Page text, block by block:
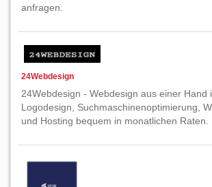
anfragen.
24Webdesign
24Webdesign - Webdesign aus einer Hand
Logodesign, Suchmaschinenoptimierung,
und Hosting bequem in monatlichen Raten.